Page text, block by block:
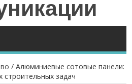
/Алюминиевые сотовые панели:
задач